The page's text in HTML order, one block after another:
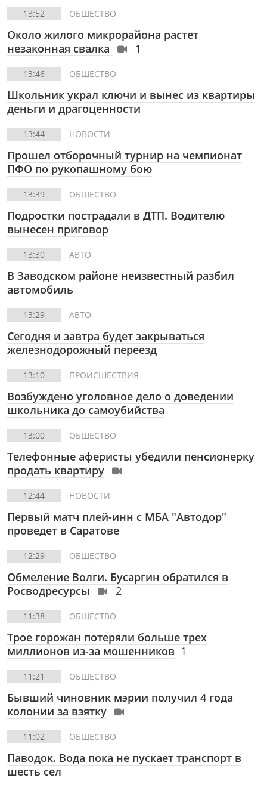
13:52 ОБЩЕСТВО
Около жилого микрорайона растет
незаконная свалка
1
13:46 ОБЩЕСТВО
Школьник украл ключи и вынес из квартиры
деньги и драгоценности
13:44 НОВОСТИ
Прошел отборочный турнир на чемпионат
ПФО по рукопашному бою
13:39 ОБЩЕСТВО
Подростки пострадали в ДТП. Водителю
вынесен приговор
13:30 АВТО
В Заводском районе неизвестный разбил
автомобиль
13:29 АВТО
Сегодня и завтра будет закрываться
железнодорожный переезд
13:10 ПРОИСШЕСТВИЯ
Возбуждено уголовное дело о доведении
школьника до самоубийства
13:00 ОБЩЕСТВО
Телефонные аферисты убедили пенсионерку
продать квартиру
12:44 НОВОСТИ
Первый матч плей-инн с МБА "Автодор"
проведет в Саратове
12:29 ОБЩЕСТВО
Обмеление Волги. Бусаргин обратился в
Росводресурсы
2
11:38 ОБЩЕСТВО
Трое горожан потеряли больше трех
миллионов из-за мошенников 1
11:21 ОБЩЕСТВО
Бывший чиновник мэрии получил 4 года
колонии за взятку
11:02 ОБЩЕСТВО
Паводок. Вода пока не пускает транспорт в
шесть сел